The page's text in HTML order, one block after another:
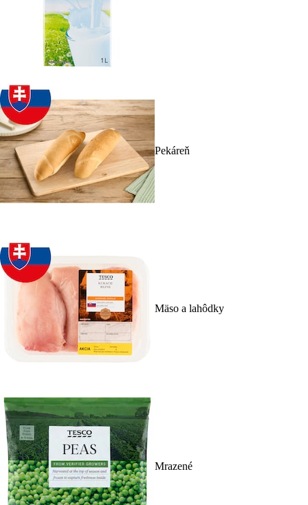
Pekáreň
Mäso a lahôdky
Mrazené